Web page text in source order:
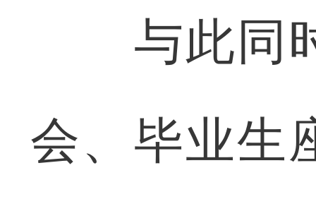
与此同时
会、毕业生